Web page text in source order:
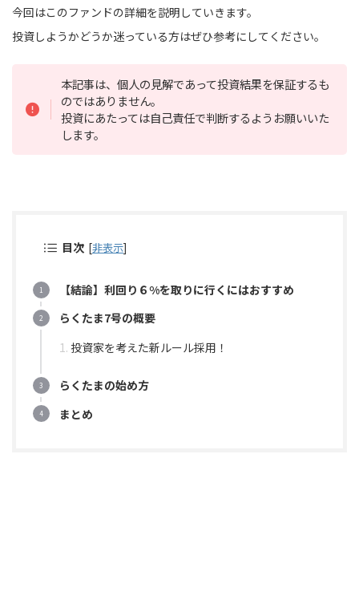
今回はこのファンドの詳細を説明していきます。
投資しようかどうか迷っている方はぜひ参考にしてください。
本記事は、個人の見解であって投資結果を保証するも
のではありません。
投資にあたっては自己責任で判断するようお願いいた
します。
目次 [非表示]
【結論】利回り６%を取りに行くにはおすすめ
らくたま7号の概要
投資家を考えた新ルール採用！
らくたまの始め方
まとめ